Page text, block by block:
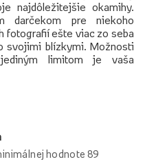
najdôležitejšie okamihy.
darčekom pre niekoho
fotografií ešte viac zo seba
svojimi blízkymi. Možnosti
limitom je vaša
hodnote 89